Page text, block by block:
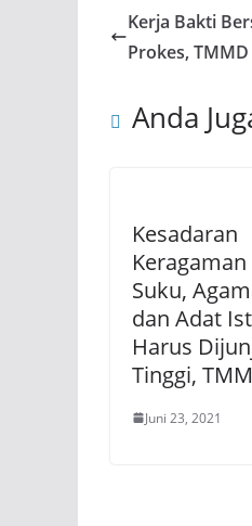
Kerja Bakti
Prokes,
Anda
Kesadaran
Suku,
dan Adat
Harus
Tinggi,
Juni 23, 2021